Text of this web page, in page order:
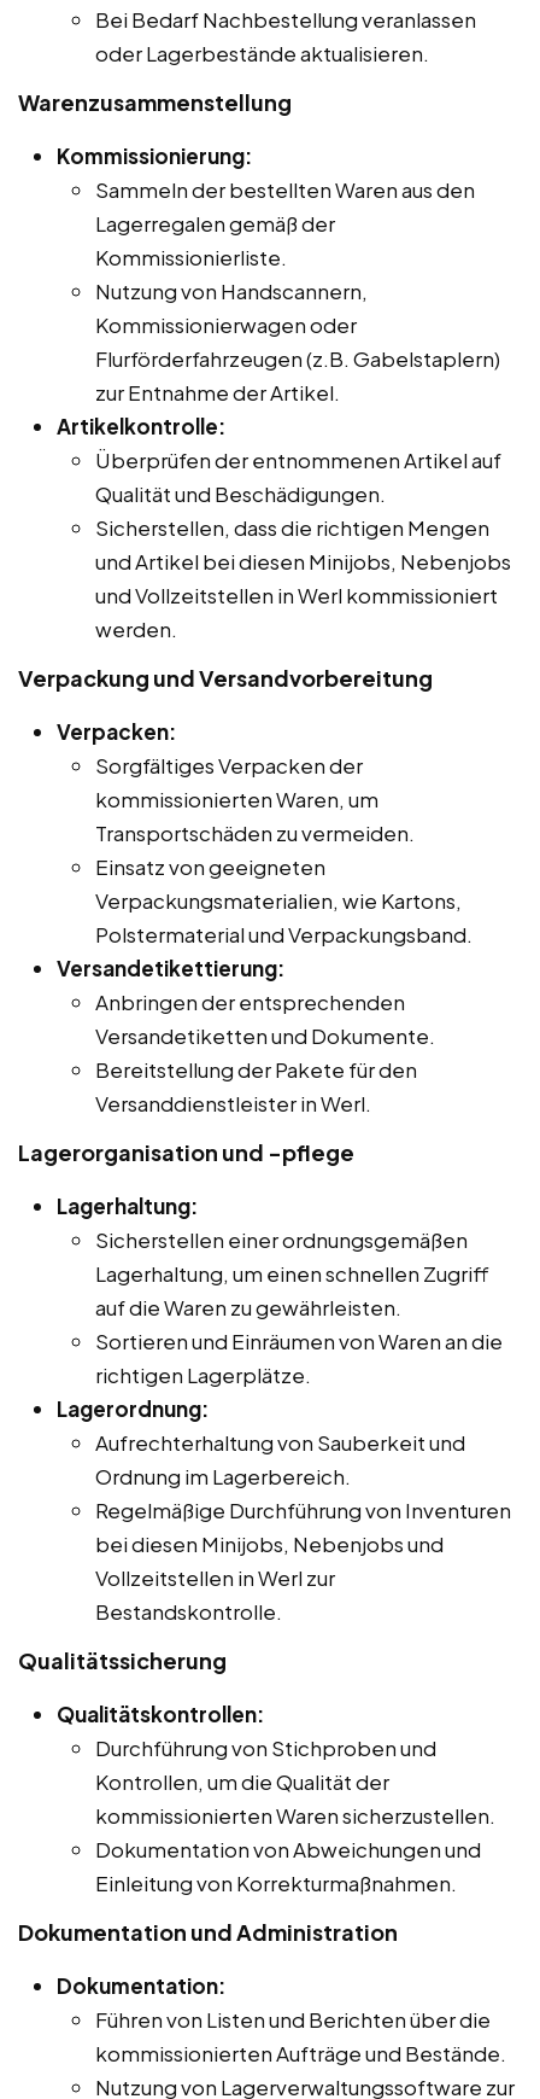
Bei Bedarf Nachbestellung veranlassen
oder Lagerbestände aktualisieren.
Warenzusammenstellung
Kommissionierung:
Sammeln der bestellten Waren aus den
Lagerregalen gemäß der
Kommissionierliste.
Nutzung von Handscannern,
Kommissionierwagen oder
Flurförderfahrzeugen (z.B. Gabelstaplern)
zur Entnahme der Artikel.
Artikelkontrolle:
Überprüfen der entnommenen Artikel auf
Qualität und Beschädigungen.
Sicherstellen, dass die richtigen Mengen
und Artikel bei diesen Minijobs, Nebenjobs
und Vollzeitstellen in Werl kommissioniert
werden.
Verpackung und Versandvorbereitung
Verpacken:
Sorgfältiges Verpacken der
kommissionierten Waren, um
Transportschäden zu vermeiden.
Einsatz von geeigneten
Verpackungsmaterialien, wie Kartons,
Polstermaterial und Verpackungsband.
Versandetikettierung:
Anbringen der entsprechenden
Versandetiketten und Dokumente.
Bereitstellung der Pakete für den
Versanddienstleister in Werl.
Lagerorganisation und -pflege
Lagerhaltung:
Sicherstellen einer ordnungsgemäßen
Lagerhaltung, um einen schnellen Zugriff
auf die Waren zu gewährleisten.
Sortieren und Einräumen von Waren an die
richtigen Lagerplätze.
Lagerordnung:
Aufrechterhaltung von Sauberkeit und
Ordnung im Lagerbereich.
Regelmäßige Durchführung von Inventuren
bei diesen Minijobs, Nebenjobs und
Vollzeitstellen in Werl zur
Bestandskontrolle.
Qualitätssicherung
Qualitätskontrollen:
Durchführung von Stichproben und
Kontrollen, um die Qualität der
kommissionierten Waren sicherzustellen.
Dokumentation von Abweichungen und
Einleitung von Korrekturmaßnahmen.
Dokumentation und Administration
Dokumentation:
Führen von Listen und Berichten über die
kommissionierten Aufträge und Bestände.
Nutzung von Lagerverwaltungssoftware zur